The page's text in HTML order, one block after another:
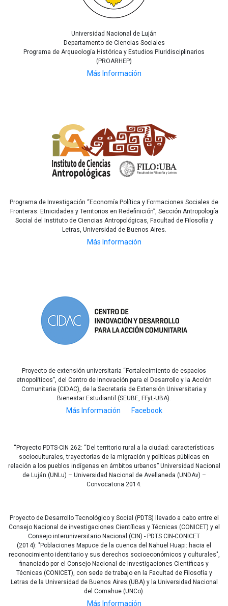
Universidad Nacional de Luján
Departamento de Ciencias Sociales
Programa de Arqueología Histórica y Estudios Pluridisciplinarios
(PROARHEP)
Más Información
Programa de Investigación “Economía Política y Formaciones Sociales de
Fronteras: Etnicidades y Territorios en Redefinición”, Sección Antropología
Social del Instituto de Ciencias Antropológicas, Facultad de Filosofía y
Letras, Universidad de Buenos Aires.
Más Información
Proyecto de extensión universitaria “Fortalecimiento de espacios
etnopolíticos”, del Centro de Innovación para el Desarrollo y la Acción
Comunitaria (CIDAC), de la Secretaría de Extensión Universitaria y
Bienestar Estudiantil (SEUBE, FFyL-UBA).
Más Información Facebook
“Proyecto PDTS-CIN 262: “Del territorio rural a la ciudad: características
socioculturales, trayectorias de la migración y políticas públicas en
relación a los pueblos indígenas en ámbitos urbanos” Universidad Nacional
de Luján (UNLu) – Universidad Nacional de Avellaneda (UNDAv) –
Convocatoria 2014.
Proyecto de Desarrollo Tecnológico y Social (PDTS) llevado a cabo entre el
Consejo Nacional de investigaciones Científicas y Técnicas (CONICET) y el
Consejo interuniversitario Nacional (CIN) - PDTS CIN-CONICET
(2014): "Poblaciones Mapuce de la cuenca del Nahuel Huapi: hacia el
reconocimiento identitario y sus derechos socioeconómicos y culturales",
financiado por el Consejo Nacional de Investigaciones Científicas y
Técnicas (CONICET), con sede de trabajo en la Facultad de Filosofía y
Letras de la Universidad de Buenos Aires (UBA) y la Universidad Nacional
del Comahue (UNCo).
Más Información